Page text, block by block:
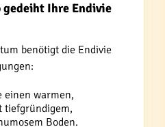
gedeiht Ihre Endivie
benötigt die Endivie
einen warmen,
tiefgründigem,
Boden.